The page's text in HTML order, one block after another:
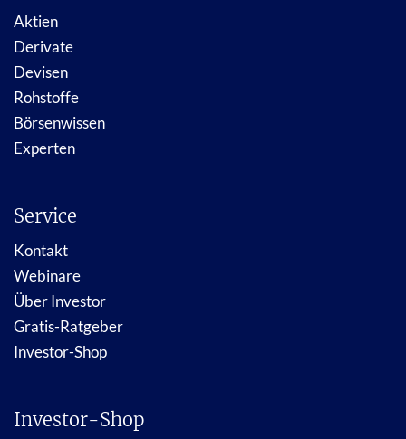
Aktien
Derivate
Devisen
Rohstoffe
Börsenwissen
Experten
Service
Kontakt
Webinare
Über Investor
Gratis-Ratgeber
Investor-Shop
Investor-Shop